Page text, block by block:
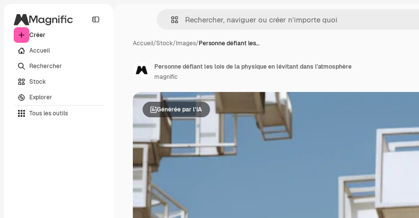
Créer
Accueil
Rechercher
Stock
Explorer
Tous les outils
Accueil/Stock/Images/Personne défiant les…
Générée par l’IA
Personne défiant les lois de la physique en lévitant dans l'atmosphère
magnific